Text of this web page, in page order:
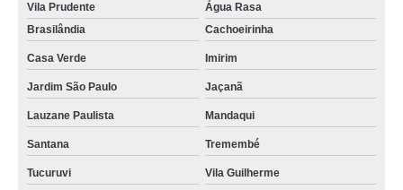
Vila Prudente
Água Rasa
Brasilândia
Cachoeirinha
Casa Verde Imirim
Jardim São Paulo Jaçanã
Lauzane Paulista Mandaqui
Santana Tremembé
Tucuruvi Vila Guilherme